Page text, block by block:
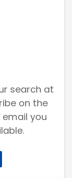
search at
on the
you